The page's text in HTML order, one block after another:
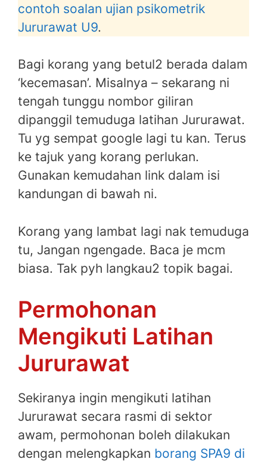
contoh soalan ujian psikometrik
Jururawat U9.
Bagi korang yang betul2 berada dalam
‘kecemasan’. Misalnya – sekarang ni
tengah tunggu nombor giliran
dipanggil temuduga latihan Jururawat.
Tu yg sempat google lagi tu kan. Terus
ke tajuk yang korang perlukan.
Gunakan kemudahan link dalam isi
kandungan di bawah ni.
Korang yang lambat lagi nak temuduga
tu, Jangan ngengade. Baca je mcm
biasa. Tak pyh langkau2 topik bagai.
Permohonan
Mengikuti Latihan
Jururawat
Sekiranya ingin mengikuti latihan
Jururawat secara rasmi di sektor
awam, permohonan boleh dilakukan
dengan melengkapkan borang SPA9 di